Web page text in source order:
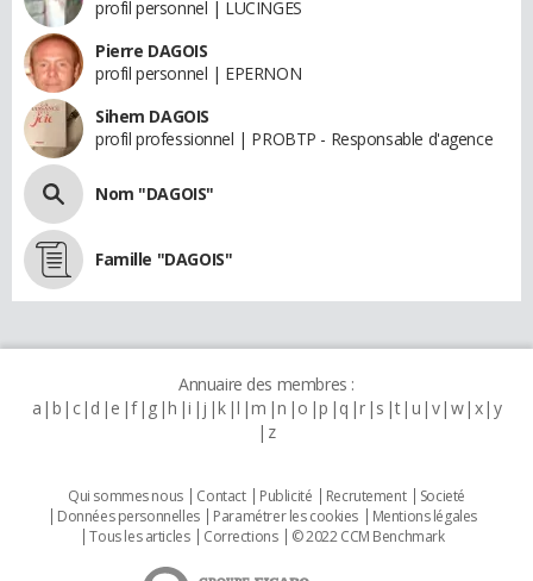
profil personnel | LUCINGES
Pierre DAGOIS
profil personnel | EPERNON
Sihem DAGOIS
profil professionnel | PROBTP - Responsable d'agence
Nom "DAGOIS"
Famille "DAGOIS"
Annuaire des membres :
a b c d e f g h i j k l m n o p q r s t u v w x y
z
Qui sommes nous Contact Publicité Recrutement
Societé
Données personnelles
Paramétrer les cookies
Mentions légales
Tous les articles
Corrections © 2022 CCM Benchmark